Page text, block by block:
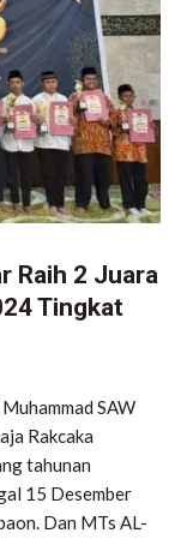
Raih 2 Juara
Tingkat
SAW
Rakcaka
tahunan
15 Desember
Dan MTs AL-